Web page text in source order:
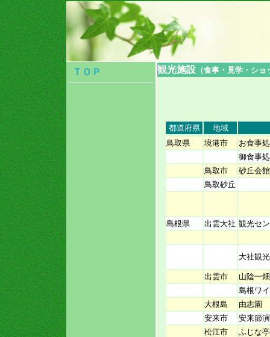
ＴＯＰ 観光施設 （食事・見学・シ
都道府県
地域
鳥取県
境港市
お食事
御食事
鳥取市
砂丘会館
鳥取砂丘
島根県 出雲大社 観光セ
大社観
出雲市
山陰一
島根ワ
大根島
由志園
安来市
安来節
松江市
ふじな亭